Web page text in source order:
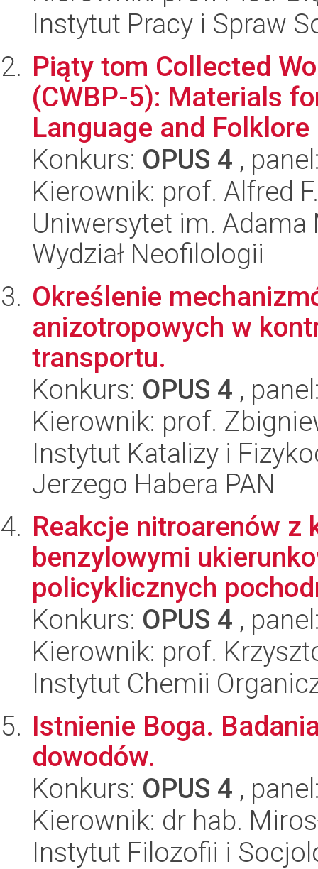
Instytut Pracy i Spraw
Piąty tom Collected
(CWBP-5): Materials
Language and Folklore
Konkurs: OPUS 4 ,
Kierownik: prof. Alfred
Uniwersytet im.
Wydział Neofilologii
Określenie
anizotropowych w
transportu.
Konkurs: OPUS 4 ,
Kierownik: prof.
Instytut Katalizy i
Jerzego Habera PAN
Reakcje nitroarenów z
benzylowymi
policyklicznych
Konkurs: OPUS 4 ,
Kierownik: prof.
Instytut Chemii
Istnienie Boga.
dowodów.
Konkurs: OPUS 4 ,
Kierownik: dr hab.
Instytut Filozofii i